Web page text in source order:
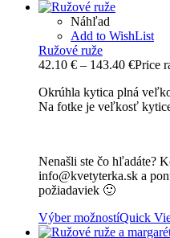
Náhľad
Add to WishList
Ružové ruže
42.10 € – 143.40 €Price
Okrúhla kytica plná
Na fotke je veľkosť
Nenašli ste čo hľadáte?
info@kvetyterka.sk a
požiadaviek 🙂
Výber možnostíQuick